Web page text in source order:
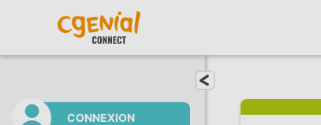
Fermer le menu
CONNEXION